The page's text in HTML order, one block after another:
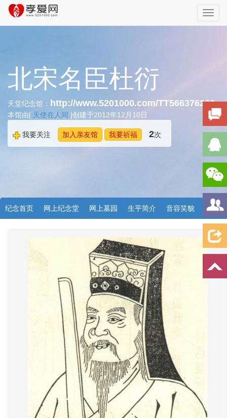
北宋名臣杜衍
天堂纪念馆： http://www.5201000.com/TT566376266
本馆由[ 天使在人间 ]创建于2012年12月10日
我要关注 加入亲友馆 我要祈福 2次
纪念首页 网上纪念堂 网上墓园 生平简介 音容笑貌